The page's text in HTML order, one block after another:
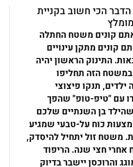
הכי חשוב בקניית
קונים משטח החתלה
קונים מתקן עינויים
. התינוק הראשון יהיה
במשטח הזה תחליפו
תנקו פיצוצי
עם "טיפ-טופ" שהפך
שהילד בן השנתיים שלכם
כוח על-טבעי שמגיע
משטח זול יתחיל להיסדק,
אחרי חצי שנה. הריפוד
והרוכסן יישבר בדיוק